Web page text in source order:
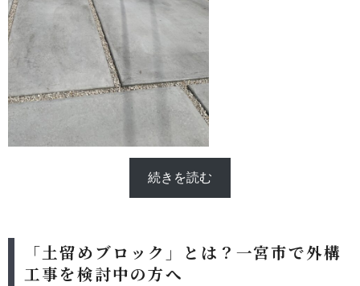
続きを読む
「土留めブロック」とは？一宮市で外構
工事を検討中の方へ